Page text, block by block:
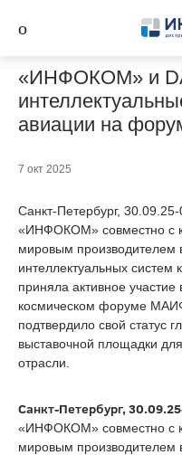
«ИНФОКОМ» и
авиации на
7 окт 2025
Санкт-Петербург,
«ИНФОКОМ» совместно с
мировым производителем
интеллектуальных систем
приняла активное
космическом форуме
подтвердило свой статус
выставочной площадки
отрасли.
Санкт-Петербург,
«ИНФОКОМ» совместно с
мировым производителем